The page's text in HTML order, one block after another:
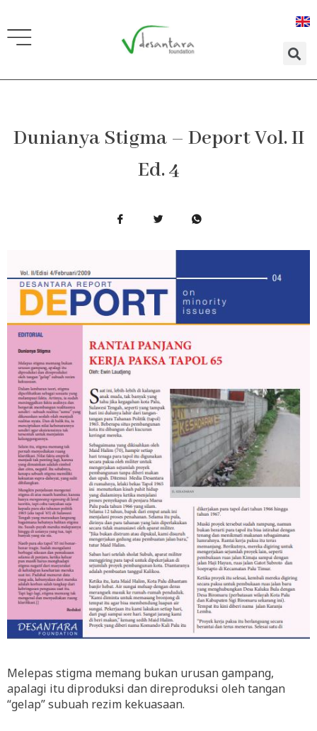
konten
Dunianya Stigma – Deport Vol. II
Ed. 4
Melepas stigma memang bukan urusan gampang,
apalagi itu diproduksi dan direproduksi oleh tangan
“gelap” subuah rezim kekuasaan.